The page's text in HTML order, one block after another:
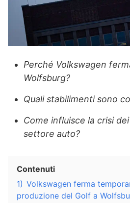
Perché Volkswagen
Wolfsburg?
Quali stabilimenti sono
Come influisce la crisi
settore auto?
Contenuti
1) Volkswagen ferma
produzione del Golf a